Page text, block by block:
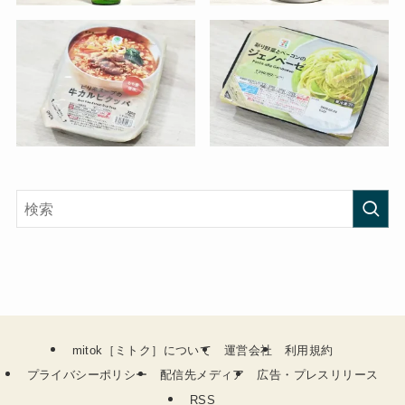
mitok［ミトク］について 運営会社
利用規約
プライバシーポリシー
配信先メディア
広告・プレスリリース
RSS